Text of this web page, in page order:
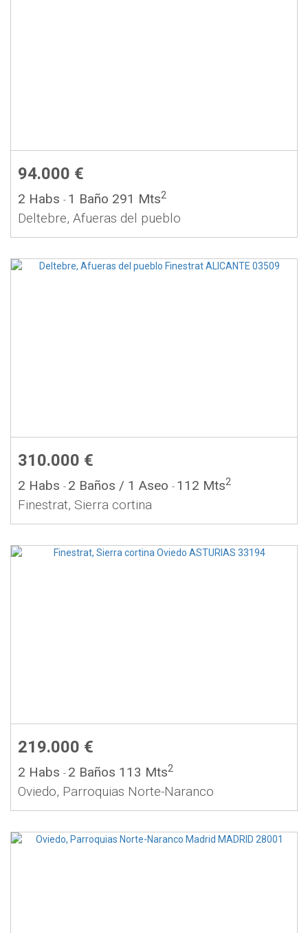
94.000 €
2 Habs - 1 Baño 291 Mts2
Deltebre, Afueras del pueblo
310.000 €
2 Habs - 2 Baños / 1 Aseo - 112 Mts2
Finestrat, Sierra cortina
219.000 €
2 Habs - 2 Baños 113 Mts2
Oviedo, Parroquias Norte-Naranco